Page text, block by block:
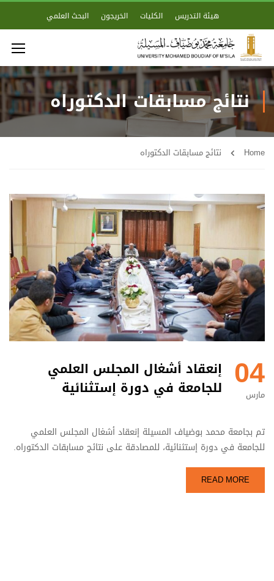
هيئة التدريس الكليات الخريجون البحث العلمي
نتائج مسابقات الدكتوراه
Home نتائج مسابقات الدكتوراه
04
مارس
إنعقاد أشغال المجلس العلمي
للجامعة في دورة إستثنائية
تم بجامعة محمد بوضياف المسيلة إنعقاد أشغال المجلس العلمي
للجامعة في دورة إستثنائية، للمصادقة على نتائج مسابقات الدكتوراه.
READ MORE